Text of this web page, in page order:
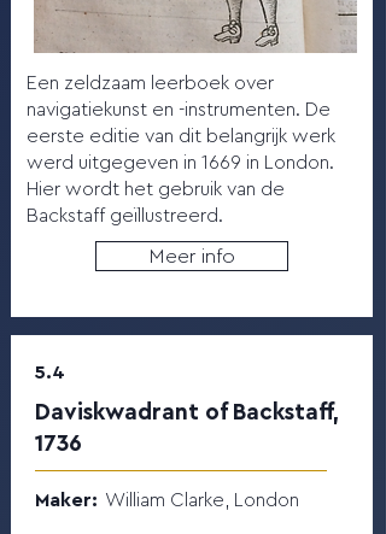
Een zeldzaam leerboek over
navigatiekunst en -instrumenten. De
eerste editie van dit belangrijk werk
werd uitgegeven in 1669 in London.
Hier wordt het gebruik van de
Backstaff geïllustreerd.
Meer info
5.4
Daviskwadrant of Backstaff,
1736
Maker: William Clarke, London